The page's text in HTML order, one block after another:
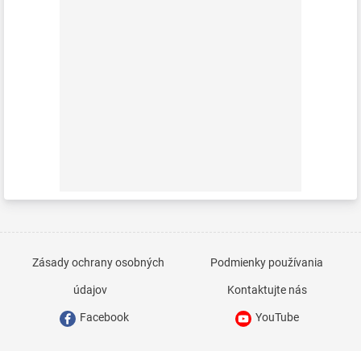
Zásady ochrany osobných
údajov
Podmienky používania
Kontaktujte nás
Facebook YouTube